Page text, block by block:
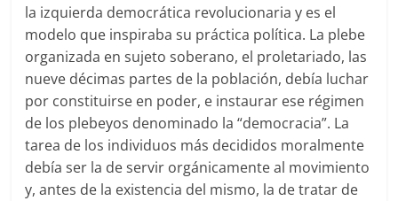
la izquierda democrática revolucionaria y es el
modelo que inspiraba su práctica política. La plebe
organizada en sujeto soberano, el proletariado, las
nueve décimas partes de la población, debía luchar
por constituirse en poder, e instaurar ese régimen
de los plebeyos denominado la “democracia”. La
tarea de los individuos más decididos moralmente
debía ser la de servir orgánicamente al movimiento
y, antes de la existencia del mismo, la de tratar de